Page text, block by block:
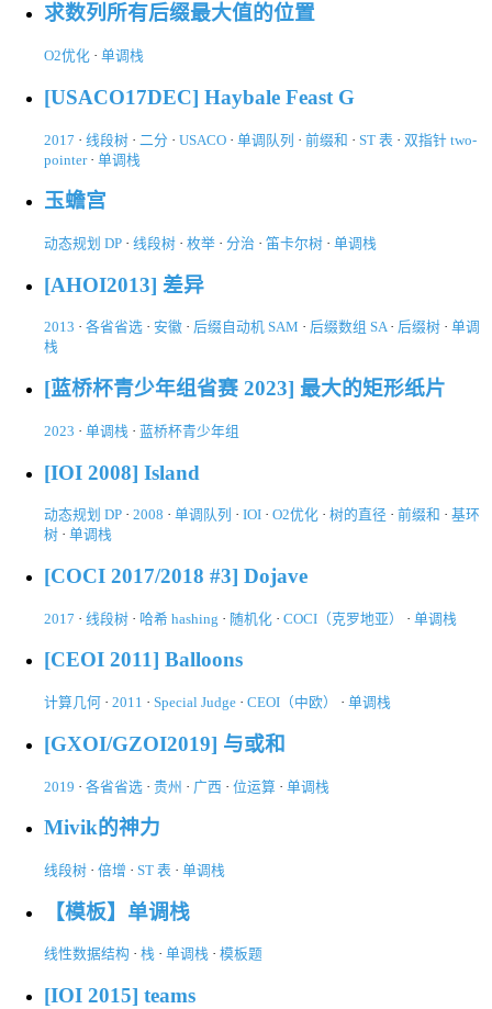
求数列所有后缀最大值的位置
O2优化 · 单调栈
[USACO17DEC] Haybale Feast G
2017 · 线段树 · 二分 · USACO · 单调队列 · 前缀和 · ST 表 · 双指针 two-
pointer· 单调栈
玉蟾宫
动态规划 DP · 线段树 · 枚举 · 分治 · 笛卡尔树 · 单调栈
[AHOI2013] 差异
2013 · 各省省选 · 安徽 · 后缀自动机 SAM · 后缀数组 SA· 后缀树 · 单调
栈
[蓝桥杯青少年组省赛 2023] 最大的矩形纸片
2023 · 单调栈 · 蓝桥杯青少年组
[IOI 2008] Island
动态规划 DP · 2008 · 单调队列 · IOI · O2优化 · 树的直径 · 前缀和 · 基环
树 · 单调栈
[COCI 2017/2018 #3] Dojave
2017 · 线段树 · 哈希 hashing · 随机化 · COCI（克罗地亚） · 单调栈
[CEOI 2011] Balloons
计算几何 · 2011 · Special Judge · CEOI（中欧） · 单调栈
[GXOI/GZOI2019] 与或和
2019 · 各省省选 · 贵州 · 广西 · 位运算 · 单调栈
Mivik的神力
线段树 · 倍增 · ST 表 · 单调栈
【模板】单调栈
线性数据结构 · 栈 · 单调栈 · 模板题
[IOI 2015] teams